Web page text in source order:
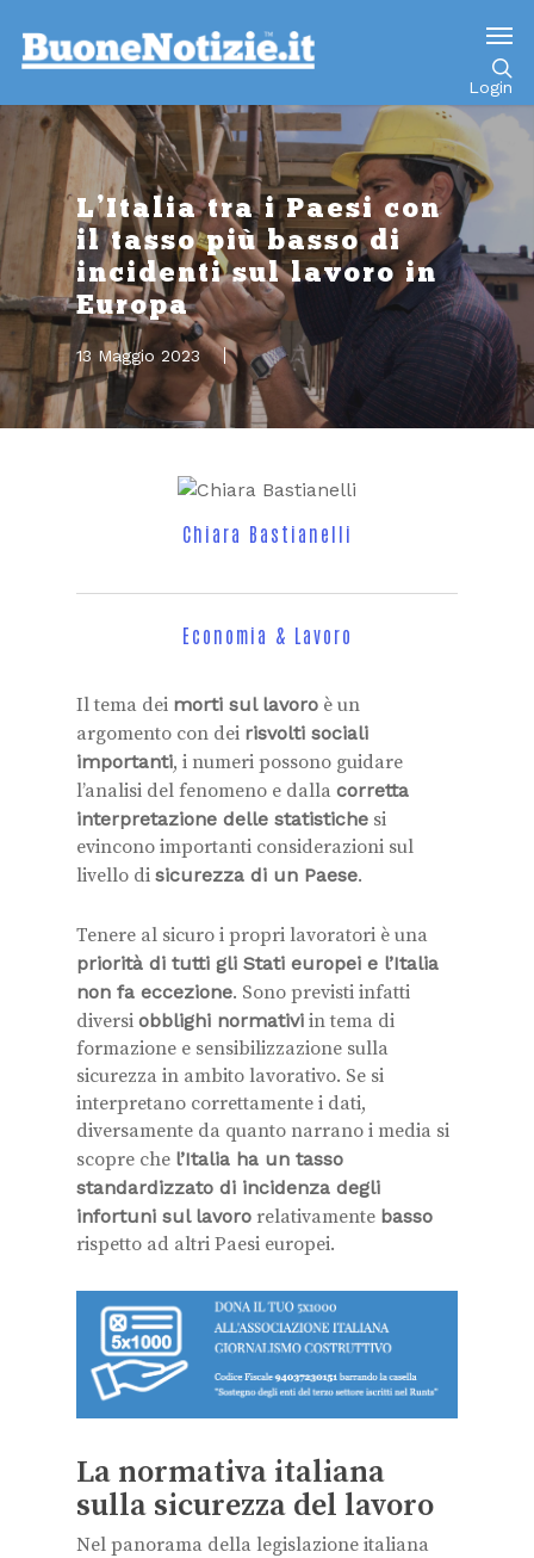
Login
L’Italia tra i Paesi con
il tasso più basso di
incidenti sul lavoro in
Europa
13 Maggio 2023
Chiara Bastianelli
Economia & Lavoro
Il tema dei morti sul lavoro è un
argomento con dei risvolti sociali
importanti, i numeri possono guidare
l’analisi del fenomeno e dalla corretta
interpretazione delle statistiche si
evincono importanti considerazioni sul
livello di sicurezza di un Paese.
Tenere al sicuro i propri lavoratori è una
priorità di tutti gli Stati europei e l’Italia
non fa eccezione. Sono previsti infatti
diversi obblighi normativi in tema di
formazione e sensibilizzazione sulla
sicurezza in ambito lavorativo. Se si
interpretano correttamente i dati,
diversamente da quanto narrano i media si
scopre che l’Italia ha un tasso
standardizzato di incidenza degli
infortuni sul lavoro relativamente basso
rispetto ad altri Paesi europei.
La normativa italiana
sulla sicurezza del lavoro
Nel panorama della legislazione italiana
Go to mobile version